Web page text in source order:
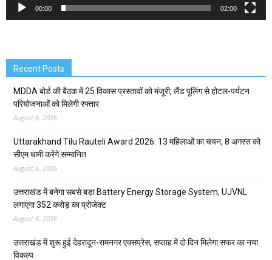
00:00 02:00
Recent Posts
MDDA बोर्ड की बैठक में 25 विकास प्रस्तावों को मंजूरी, लैंड पूलिंग से होटल-पर्यटन
परियोजनाओं को मिलेगी रफ्तार
August 6, 2026
Uttarakhand Tilu Rauteli Award 2026: 13 महिलाओं का चयन, 8 अगस्त को
सीएम धामी करेंगे सम्मानित
August 6, 2026
उत्तराखंड में बनेगा सबसे बड़ा Battery Energy Storage System, UJVNL
लगाएगा 352 करोड़ का प्रोजेक्ट
August 6, 2026
उत्तराखंड में शुरू हुई देहरादून-रामनगर एक्सप्रेस, सप्ताह में दो दिन मिलेगा सफर का नया
विकल्प